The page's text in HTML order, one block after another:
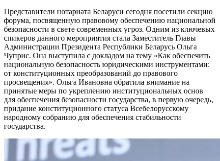
Представители нотариата Беларуси сегодня посетили секцию
форума, посвященную правовому обеспечению национальной
безопасности в свете современных угроз. Одним из ключевых
спикеров данного мероприятия стала Заместитель Главы
Администрации Президента Республики Беларусь Ольга
Чуприс. Она выступила с докладом на тему «Как обеспечить
национальную безопасность юридическими инструментами:
от конституционных преобразований до правового
просвещения». Ольга Ивановна обратила внимание на
принятые меры по укреплению институциональных основ
для обеспечения безопасности государства, в первую очередь,
придание конституционного статуса Всебелорусскому
народному собранию для обеспечения стабильности
государства.